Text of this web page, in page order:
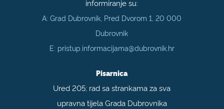
informiranje su:
A: Grad Dubrovnik, Pred Dvorom 1, 20 000
Dubrovnik
E: pristup.informacijama@dubrovnik.hr
Pisarnica
Ured 205; rad sa strankama za sva
upravna tijela Grada Dubrovnika